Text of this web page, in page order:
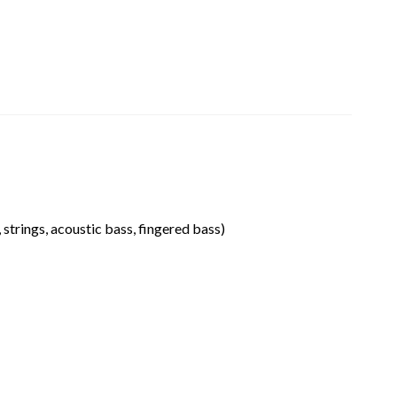
acoustic bass, fingered bass)